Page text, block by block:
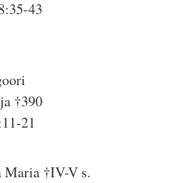
43
†390
21
Maria †IV-V s.